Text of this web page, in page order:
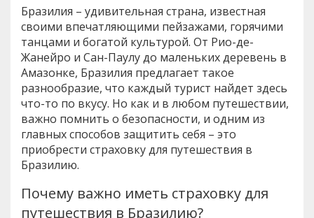
Бразилия – удивительная страна, известная
своими впечатляющими пейзажами, горячими
танцами и богатой культурой. От Рио-де-
Жанейро и Сан-Паулу до маленьких деревень в
Амазонке, Бразилия предлагает такое
разнообразие, что каждый турист найдет здесь
что-то по вкусу. Но как и в любом путешествии,
важно помнить о безопасности, и одним из
главных способов защитить себя – это
приобрести страховку для путешествия в
Бразилию.
Почему важно иметь страховку для
путешествия в Бразилию?